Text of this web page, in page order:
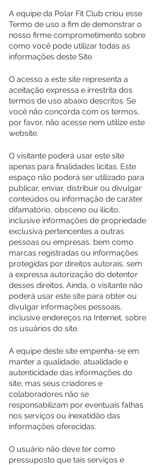
A equipe da Polar Fit Club criou esse
Termo de uso a fim de demonstrar o
nosso firme comprometimento sobre
como você pode utilizar todas as
informações deste Site.
O acesso a este site representa a
aceitação expressa e irrestrita dos
termos de uso abaixo descritos. Se
você não concorda com os termos,
por favor, não acesse nem utilize este
website.
O visitante poderá usar este site
apenas para finalidades lícitas. Este
espaço não poderá ser utilizado para
publicar, enviar, distribuir ou divulgar
conteúdos ou informação de caráter
difamatório, obsceno ou ilícito,
inclusive informações de propriedade
exclusiva pertencentes a outras
pessoas ou empresas, bem como
marcas registradas ou informações
protegidas por direitos autorais, sem
a expressa autorização do detentor
desses direitos. Ainda, o visitante não
poderá usar este site para obter ou
divulgar informações pessoais,
inclusive endereços na Internet, sobre
os usuários do site.
A equipe deste site empenha-se em
manter a qualidade, atualidade e
autenticidade das informações do
site, mas seus criadores e
colaboradores não se
responsabilizam por eventuais falhas
nos serviços ou inexatidão das
informações oferecidas.
O usuário não deve ter como
pressuposto que tais serviços e